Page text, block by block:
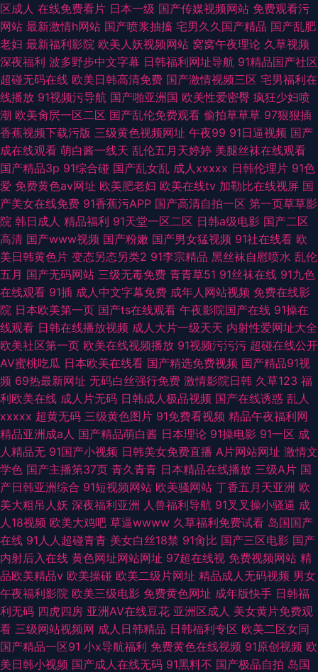
区成人 在线免费看片 日本一级 国产传媒视频网站 免费观看污
网站 最新激情h网站 国产喷浆抽搐 宅男久久国产精品 国产乱肥
老妇 最新福利影院 欧美人妖视频网站 窝窝午夜理论 久草视频
深夜福利 波多野步中文字幕 日韩福利网址导航 91精品国产社区
超碰无码在线 欧美日韩高清免费 国产激情视频三区 宅男福利在
线播放 91视频污导航 国产啪亚洲国 欧美性爱密臀 疯狂少妇喷
潮 欧美肏屄一区二区 国产乱伦免费观看 偷拍草草草 97狠狠插
香蕉视频下载污版 三级黄色视频网址 午夜99 91日逼视频 国产
成在线观看 萌白酱一线天 乱伦五月天婷婷 美腿丝袜在线观看
国产精品3p 91综合碰 国产乱女乱 成人xxxxx 日韩伦理片 91色
爱 免费黄色av网址 欧美肥老妇 欧美在线tv 加勒比在线视屏 国
产美女在线免费 91香蕉污APP 国产高清自拍一区 第一页草草影
院 韩日成人 精品福利 91天堂一区二区 日韩a级电影 国产二区
高清 国产www视频 国产粉嫩 国产男女猛视频 91社在线看 欧
美日韩黄色片 变态另态另类2 91李宗精品 黑丝袜自慰喷水 乱伦
五月 国产无码网站 三级无毒免费 青青草51 91丝袜在线 91九色
在线观看 91插 成人中文字幕免费 成年人网站视频 免费在线影
院 日本欧美第一页 国产ts在线观看 午夜影院国产在线 91操在
线观看 日韩在线播放视频 成人大片一级天天 内射性爱网址大全
欧美社区第一页 欧美在线视频播放 91视频污污污 超碰在线公开
AV蜜桃吃瓜 日本欧美在线看 国产精选免费视频 国产精品91视
频 69热最新网址 无码白丝强行免费 激情影院日韩 久草123 福
利欧美在线 成人片无码 日韩成人极品视频 国产在线诱惑 乱人
xxxxx 超黄无码 三级黄色图片 91免费看视频 精品午夜福利网
精品亚洲成a人 国产精品萌白酱 日本理论 91操电影 91一区 成
人精品无 91国产小视频 日韩美女免费直播 A片网站网址 激情文
学色 国产主播第37页 青久青青 日本精品在线播放 三级A片 国
产日韩亚洲综合 91短视频网站 欧美骚网站 丁香五月天亚洲 欧
美大粗吊人妖 深夜福利亚洲 人兽福利导航 91叉叉操小骚逼 成
人18视频 欧美大鸡吧 草逼wwww 久草福利免费试看 岛国国产
在线 91人人超碰青青 美女白丝18禁 91肏比 国产三区电影 国产
内射后入在线 黄色网址网站网址 97超在线视 免费视频网站 精
品欧美精品v 欧美操碰 欧美二级片网址 精品成人无码视频 男女
午夜福利影院 欧美三级电影 免费黄色网址 成年版快手 日韩福
利无码 四虎四房 亚洲AV在线豆花 亚洲区成人 美女黄片免费观
看 三级网站视频网 成人日韩精品 日韩福利专区 欧美二区女同
国产精品一区91 小x导航福利 免费黄色在线视频 91原创视频 欧
美日韩小视频 国产成人在线无码 91黑料不 国产极品自拍 岛国